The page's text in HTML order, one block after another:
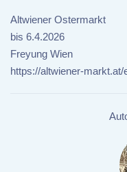
Altwiener Ostermarkt
bis 6.4.2026
Freyung Wien
https://altwiener-markt.at/